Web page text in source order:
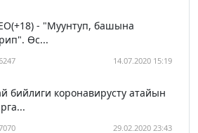
- "Муунтуп, башына
Өс...
14.07.2020 15:19
бийлиги коронавирусту атайын
29.02.2020 23:43